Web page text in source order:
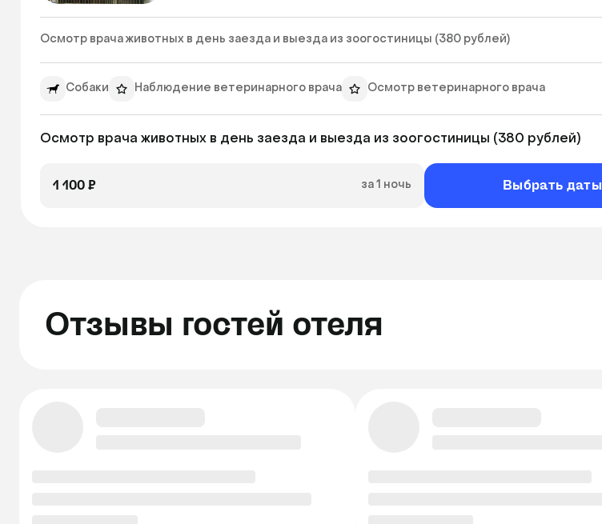
Осмотр врача животных в день заезда и выезда из зоогостиницы (380 рублей)
Собаки Наблюдение ветеринарного врача Осмотр ветеринарного врача
Осмотр врача животных в день заезда и выезда из зоогостиницы (380 рублей)
1 100 ₽ за 1 ночь Выбрать даты
Отзывы гостей отеля